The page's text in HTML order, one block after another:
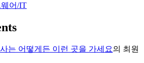
했
어/IT
는 어떻게든 이런 곳을 가세요의 최원